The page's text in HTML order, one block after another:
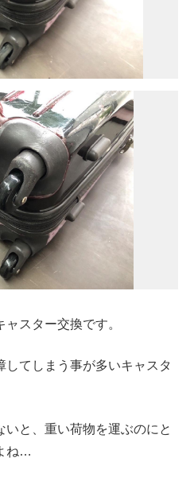
スター交換です。
てしまう事が多いキャスタ
と、重い荷物を運ぶのにと
ね…